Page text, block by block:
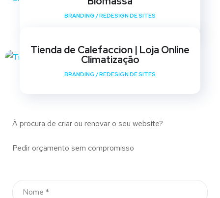
BRANDING /REDESIGN DE SITES
Tienda de Calefaccion | Loja Online
Climatização
BRANDING /REDESIGN DE SITES
À procura de criar ou renovar o seu website?
Pedir orçamento sem compromisso